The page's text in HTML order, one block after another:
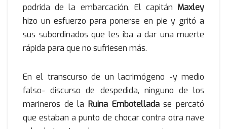
podrida de la embarcación. El capitán Maxley
hizo un esfuerzo para ponerse en pie y gritó a
sus subordinados que les iba a dar una muerte
rápida para que no sufriesen más.
En el transcurso de un lacrimógeno -y medio
falso- discurso de despedida, ninguno de los
marineros de la Ruina Embotelladase percató
que estaban a punto de chocar contra otra nave